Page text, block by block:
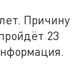
Причину
23